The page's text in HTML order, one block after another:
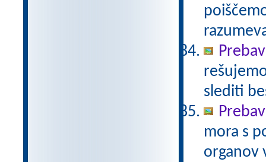
slediti
mora s
organov